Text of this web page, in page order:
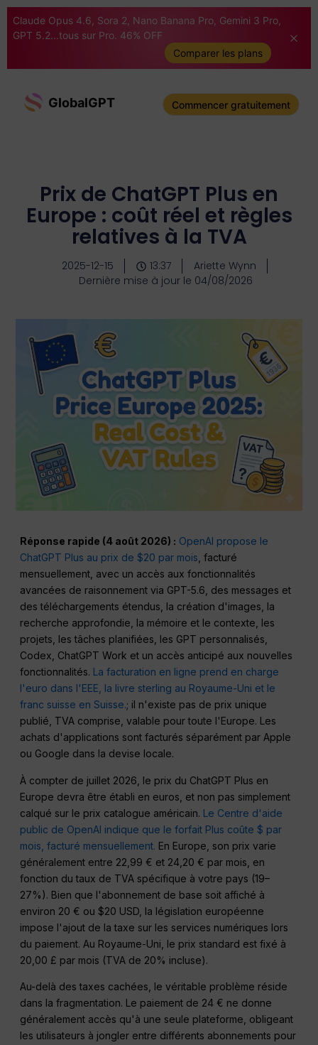
Claude Opus 4.6, Sora 2, Nano Banana Pro, Gemini 3 Pro,
GPT 5.2...tous sur Pro. 46% OFF
Comparer les plans
GlobalGPT Commencer gratuitement
Prix de ChatGPT Plus en
Europe : coût réel et règles
relatives à la TVA
2025-12-15 13:37
Ariette Wynn
Dernière mise à jour le 04/08/2026
Réponse rapide (4 août 2026) : OpenAI propose le
ChatGPT Plus au prix de $20 par mois , facturé
mensuellement, avec un accès aux fonctionnalités
avancées de raisonnement via GPT-5.6, des messages et
des téléchargements étendus, la création d'images, la
recherche approfondie, la mémoire et le contexte, les
projets, les tâches planifiées, les GPT personnalisés,
Codex, ChatGPT Work et un accès anticipé aux nouvelles
fonctionnalités. La facturation en ligne prend en charge
l'euro dans l'EEE, la livre sterling au Royaume-Uni et le
franc suisse en Suisse.; il n'existe pas de prix unique
publié, TVA comprise, valable pour toute l'Europe. Les
achats d'applications sont facturés séparément par Apple
ou Google dans la devise locale.
À compter de juillet 2026, le prix du ChatGPT Plus en
Europe devra être établi en euros, et non pas simplement
calqué sur le prix catalogue américain. Le Centre d'aide
public de OpenAI indique que le forfait Plus coûte $ par
mois, facturé mensuellement. En Europe, son prix varie
généralement entre 22,99 € et 24,20 € par mois, en
fonction du taux de TVA spécifique à votre pays (19–
27%). Bien que l'abonnement de base soit affiché à
environ 20 € ou $20 USD, la législation européenne
impose l'ajout de la taxe sur les services numériques lors
du paiement. Au Royaume-Uni, le prix standard est fixé à
20,00 £ par mois (TVA de 20% incluse).
Au-delà des taxes cachées, le véritable problème réside
dans la fragmentation. Le paiement de 24 € ne donne
généralement accès qu'à une seule plateforme, obligeant
les utilisateurs à jongler entre différents abonnements pour